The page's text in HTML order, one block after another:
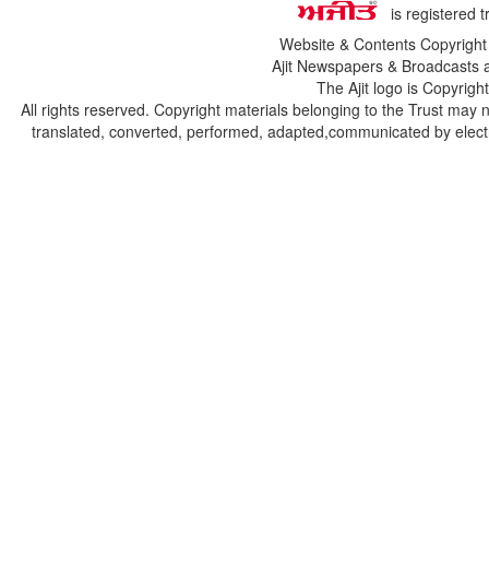
is registered
Website & Contents
Ajit Newspapers &
The Ajit logo is
All rights reserved. Copyright materials belonging to the Trust
translated, converted, performed, adapted,communicated by